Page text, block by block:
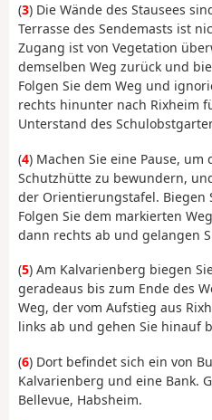
(3) Die Wände des Stausees
Terrasse des Sendemasts ist
Zugang ist von Vegetation
demselben Weg zurück und
Folgen Sie dem Weg und
rechts hinunter nach Rixheim
Unterstand des
(4) Machen Sie eine Pause,
Schutzhütte zu bewundern,
der Orientierungstafel. Biegen
Folgen Sie dem markierten
dann rechts ab und gelangen
(5) Am Kalvarienberg biegen
geradeaus bis zum Ende des
Weg, der vom Aufstieg aus
links ab und gehen Sie hinauf
(6) Dort befindet sich ein von
Kalvarienberg und eine Bank.
Bellevue, Habsheim.